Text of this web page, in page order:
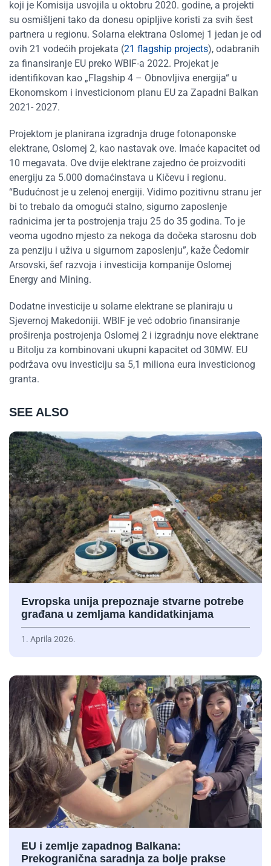
koji je Komisija usvojila u oktobru 2020. godine, a projekti
su osmišljeni tako da donesu opipljive koristi za svih šest
partnera u regionu. Solarna elektrana Oslomej 1 jedan je od
ovih 21 vodećih projekata (21 flagship projects), odabranih
za finansiranje EU preko WBIF-a 2022. Projekat je
identifikovan kao „Flagship 4 – Obnovljiva energija“ u
Ekonomskom i investicionom planu EU za Zapadni Balkan
2021- 2027.
Projektom je planirana izgradnja druge fotonaponske
elektrane, Oslomej 2, kao nastavak ove. Imaće kapacitet od
10 megavata. Ove dvije elektrane zajedno će proizvoditi
energiju za 5.000 domaćinstava u Kičevu i regionu.
“Budućnost je u zelenoj energiji. Vidimo pozitivnu stranu jer
bi to trebalo da omogući stalno, sigurno zaposlenje
radnicima jer ta postrojenja traju 25 do 35 godina. To je
veoma ugodno mjesto za nekoga da dočeka starosnu dob
za penziju i uživa u sigurnom zaposlenju”, kaže Čedomir
Arsovski, šef razvoja i investicija kompanije Oslomej
Energy and Mining.
Dodatne investicije u solarne elektrane se planiraju u
Sjevernoj Makedoniji. WBIF je već odobrio finansiranje
proširenja postrojenja Oslomej 2 i izgradnju nove elektrane
u Bitolju za kombinovani ukupni kapacitet od 30MW. EU
podržava ovu investiciju sa 5,1 miliona eura investicionog
granta.
SEE ALSO
Evropska unija prepoznaje stvarne potrebe
građana u zemljama kandidatkinjama
1. Aprila 2026.
EU i zemlje zapadnog Balkana:
Prekogranična saradnja za bolje prakse